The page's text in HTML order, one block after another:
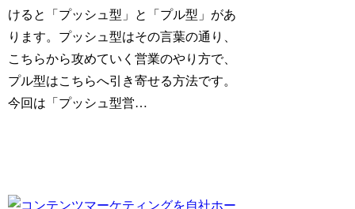
けると「プッシュ型」と「プル型」があ
ります。プッシュ型はその言葉の通り、
こちらから攻めていく営業のやり方で、
プル型はこちらへ引き寄せる方法です。
今回は「プッシュ型営…